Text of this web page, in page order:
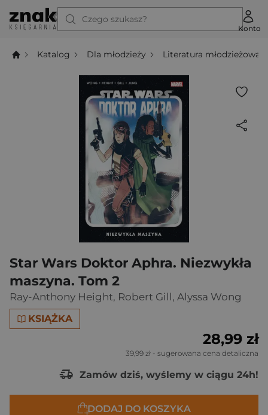
Czego szukasz?
Konto
Katalog Dla młodzieży Literatura młodzieżowa
Star Wars Doktor Aphra. Niezwykła
maszyna. Tom 2
Ray-Anthony Height, Robert Gill, Alyssa Wong
KSIĄŻKA
28,99 zł
39,99 zł - sugerowana cena detaliczna
Zamów dziś, wyślemy w ciągu 24h!
DODAJ DO KOSZYKA